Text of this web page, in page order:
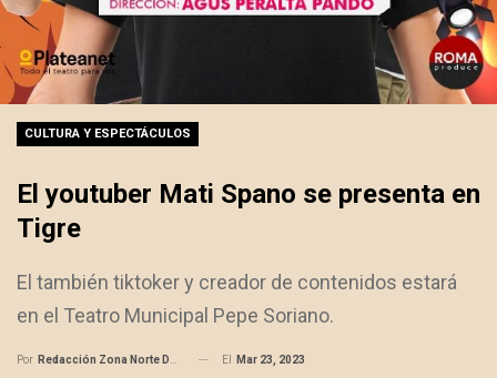
CULTURA Y ESPECTÁCULOS
El youtuber Mati Spano se presenta en
Tigre
El también tiktoker y creador de contenidos estará
en el Teatro Municipal Pepe Soriano.
Por Redacción Zona Norte Daily El Mar 23, 2023